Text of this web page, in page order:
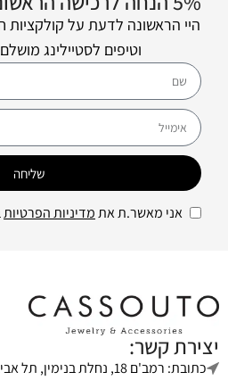
היי הראשונה לדעת על
וטיפים לסטיילינג
אני מאשר.ת אתמדיניות הפרטיות
שליחה
יצירת קשר:
כתובת: רמב'ם 18, נחלת בנימין, תל אביב